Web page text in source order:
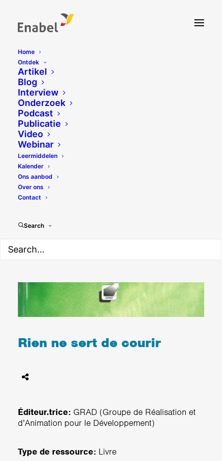
Home
Ontdek
Artikel
Blog
Interview
Onderzoek
Podcast
Publicatie
Video
Webinar
Leermiddelen
Kalender
Ons aanbod
Over ons
Contact
Search
Rien ne sert de courir
Éditeur.trice: GRAD (Groupe de Réalisation et
d’Animation pour le Développement)
Type de ressource: Livre